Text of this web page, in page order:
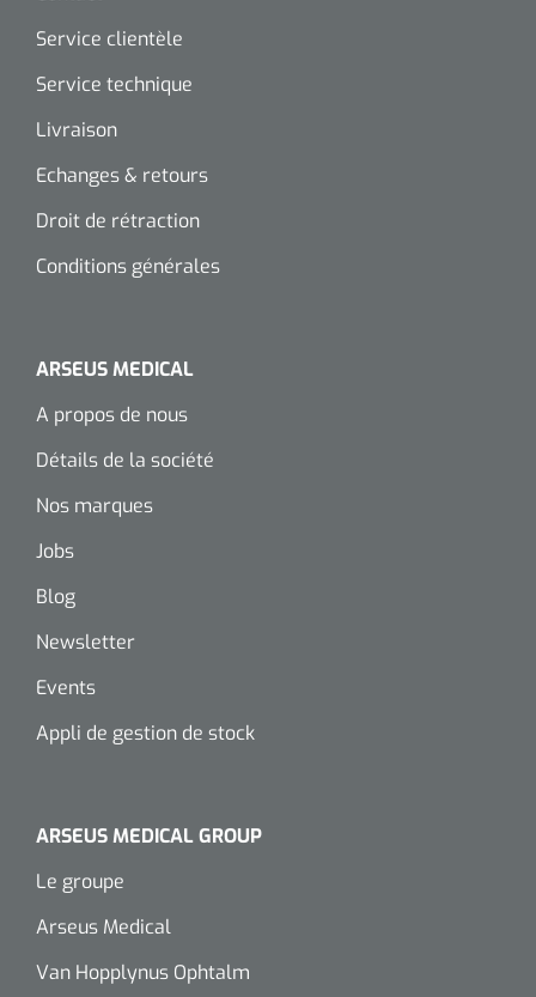
Wearables
Logiciel
Kits d'instruments
Champs stériles
Produits pour le traitement des plaies chroniques
Hydrocolloïdes
Pansements en argent
Bandages paraffine
Pansements avec interface transparente
Agraffes de fixation
Bassin renal
Service clientèle
Service technique
Livraison
Echanges & retours
Droit de rétraction
Conditions générales
ARSEUS MEDICAL
A propos de nous
Détails de la société
Nos marques
Jobs
Blog
Newsletter
Events
Appli de gestion de stock
ARSEUS MEDICAL GROUP
Le groupe
Arseus Medical
Van Hopplynus Ophtalm